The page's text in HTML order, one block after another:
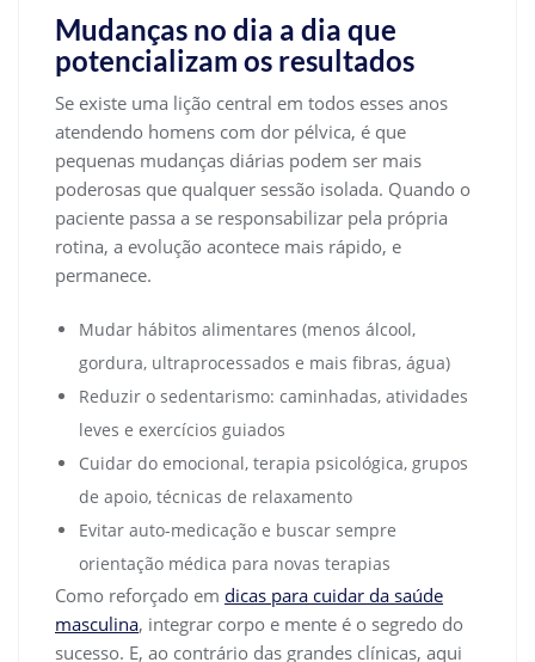
Mudanças no dia a dia que
potencializam os resultados
Se existe uma lição central em todos esses anos
atendendo homens com dor pélvica, é que
pequenas mudanças diárias podem ser mais
poderosas que qualquer sessão isolada. Quando o
paciente passa a se responsabilizar pela própria
rotina, a evolução acontece mais rápido, e
permanece.
Mudar hábitos alimentares (menos álcool,
gordura, ultraprocessados e mais fibras, água)
Reduzir o sedentarismo: caminhadas, atividades
leves e exercícios guiados
Cuidar do emocional, terapia psicológica, grupos
de apoio, técnicas de relaxamento
Evitar auto-medicação e buscar sempre
orientação médica para novas terapias
Como reforçado em dicas para cuidar da saúde
masculina, integrar corpo e mente é o segredo do
sucesso. E, ao contrário das grandes clínicas, aqui